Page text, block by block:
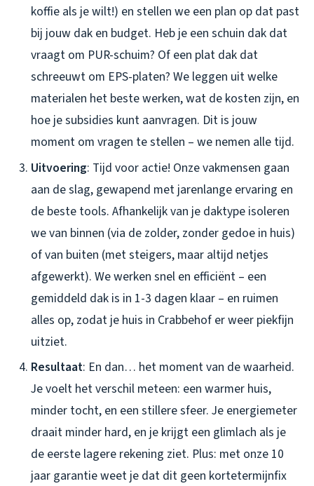
koffie als je wilt!) en stellen we een plan op dat past
bij jouw dak en budget. Heb je een schuin dak dat
vraagt om PUR-schuim? Of een plat dak dat
schreeuwt om EPS-platen? We leggen uit welke
materialen het beste werken, wat de kosten zijn, en
hoe je subsidies kunt aanvragen. Dit is jouw
moment om vragen te stellen – we nemen alle tijd.
Uitvoering: Tijd voor actie! Onze vakmensen gaan
aan de slag, gewapend met jarenlange ervaring en
de beste tools. Afhankelijk van je daktype isoleren
we van binnen (via de zolder, zonder gedoe in huis)
of van buiten (met steigers, maar altijd netjes
afgewerkt). We werken snel en efficiënt – een
gemiddeld dak is in 1-3 dagen klaar – en ruimen
alles op, zodat je huis in Crabbehof er weer piekfijn
uitziet.
Resultaat: En dan… het moment van de waarheid.
Je voelt het verschil meteen: een warmer huis,
minder tocht, en een stillere sfeer. Je energiemeter
draait minder hard, en je krijgt een glimlach als je
de eerste lagere rekening ziet. Plus: met onze 10
jaar garantie weet je dat dit geen kortetermijnfix